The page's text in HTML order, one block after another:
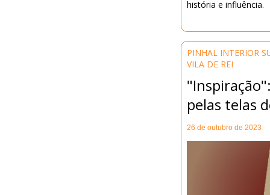
história e influência.
PINHAL INTERIOR
VILA DE REI
pelas telas
26 de outubro de 2023